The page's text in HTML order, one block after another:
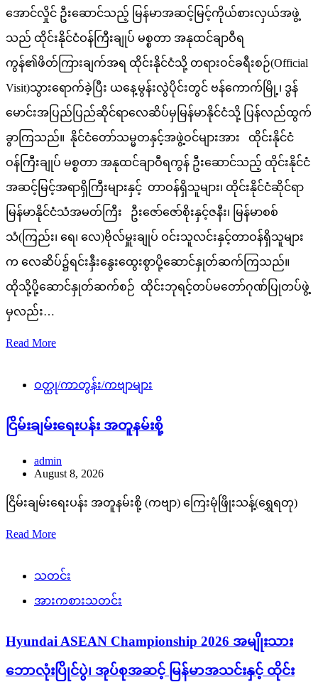
အောင်လှိုင် ဦးဆောင်သည့် မြန်မာအဆင့်မြင့်ကိုယ်စားလှယ်အဖွဲ့
သည် ထိုင်းနိုင်ငံဝန်ကြီးချုပ် မစ္စတာ အနုထင်ချာဝီရ
ကွန်၏ဖိတ်ကြားချက်အရ ထိုင်းနိုင်ငံသို့ တရားဝင်ခရီးစဉ်(Official
Visit)သွားရောက်ခဲ့ပြီး ယနေ့မွန်းလွဲပိုင်းတွင် ဗန်ကောက်မြို့၊ ဒွန်
မောင်းအပြည်ပြည်ဆိုင်ရာလေဆိပ်မှမြန်မာနိုင်ငံသို့ ပြန်လည်ထွက်
ခွာကြသည်။ နိုင်ငံတော်သမ္မတနှင့်အဖွဲ့ဝင်များအား ထိုင်းနိုင်ငံ
ဝန်ကြီးချုပ် မစ္စတာ အနုထင်ချာဝီရကွန် ဦးဆောင်သည့် ထိုင်းနိုင်ငံ
အဆင့်မြင့်အရာရှိကြီးများနှင့် တာဝန်ရှိသူများ၊ ထိုင်းနိုင်ငံဆိုင်ရာ
မြန်မာနိုင်ငံသံအမတ်ကြီး ဦးဇော်ဇော်စိုးနှင့်ဇနီး၊ မြန်မာစစ်
သံ(ကြည်း၊ ရေ၊ လေ)ဗိုလ်မှူးချုပ် ဝင်းသူလင်းနှင့်တာဝန်ရှိသူများ
က လေဆိပ်၌ရင်းနှီးနွေးထွေးစွာပို့ဆောင်နှုတ်ဆက်ကြသည်။
ထိုသို့ပို့ဆောင်နှုတ်ဆက်စဉ် ထိုင်းဘုရင့်တပ်မတော်ဂုဏ်ပြုတပ်ဖွဲ့
မှလည်း…
Read More
ဝတ္ထု/ကာတွန်း/ကဗျာများ
ငြိမ်းချမ်းရေးပန်း အတူနမ်းစို့
admin
August 8, 2026
ငြိမ်းချမ်းရေးပန်း အတူနမ်းစို့ (ကဗျာ) ကြေးမုံဖြိုးသန့်(ရွှေရတု)
Read More
သတင်း
အားကစားသတင်း
Hyundai ASEAN Championship 2026 အမျိုးသား
ဘောလုံးပြိုင်ပွဲ၊ အုပ်စုအဆင့် မြန်မာအသင်းနှင့် ထိုင်း